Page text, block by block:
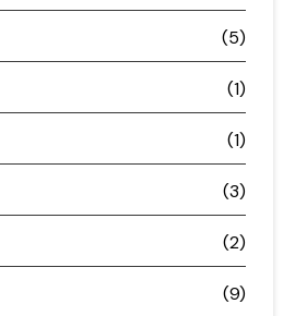
(5)
(1)
(1)
(3)
(2)
(9)